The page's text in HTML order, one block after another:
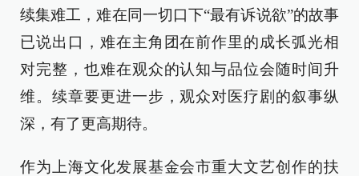
续集难工，难在同一切口下“最有诉说欲”的故事
已说出口，难在主角团在前作里的成长弧光相
对完整，也难在观众的认知与品位会随时间升
维。续章要更进一步，观众对医疗剧的叙事纵
深，有了更高期待。
作为上海文化发展基金会市重大文艺创作的扶